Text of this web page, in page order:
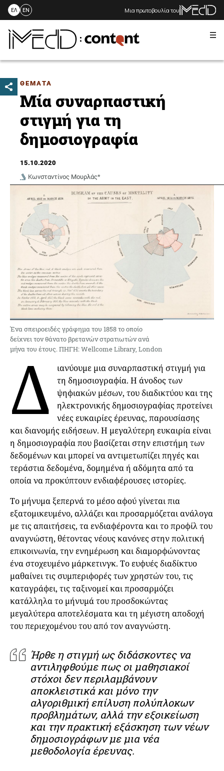
Skip
content
ΕΛ EN Μια πρωτοβουλία του
ΘΕΜΑΤΑ
Μία συναρπαστική
στιγμή για τη
δημοσιογραφία
15.10.2020
Κωνσταντίνος Μουρλάς*
Ένα σπειροειδές γράφημα του 1858 το οποίο
δείχνει τον θάνατο βρετανών στρατιωτών ανά
μήνα του έτους. ΠΗΓΗ: Wellcome Library, London
Δ
ιανύουμε μια συναρπαστική στιγμή για
τη δημοσιογραφία. Η άνοδος των
ψηφιακών μέσων, του διαδικτύου και της
ηλεκτρονικής δημοσιογραφίας προτείνει
νέες ευκαιρίες έρευνας, παρουσίασης
και διανομής ειδήσεων. Η μεγαλύτερη ευκαιρία είναι
η δημοσιογραφία που βασίζεται στην επιστήμη των
δεδομένων και μπορεί να αντιμετωπίζει πηγές και
τεράστια δεδομένα, δομημένα ή αδόμητα από τα
οποία να προκύπτουν ενδιαφέρουσες ιστορίες.
Το μήνυμα ξεπερνά το μέσο αφού γίνεται πια
εξατομικευμένο, αλλάζει και προσαρμόζεται ανάλογα
με τις απαιτήσεις, τα ενδιαφέροντα και το προφίλ του
αναγνώστη, θέτοντας νέους κανόνες στην πολιτική
επικοινωνία, την ενημέρωση και διαμορφώνοντας
ένα στοχευμένο μάρκετινγκ. Το ευφυές διαδίκτυο
μαθαίνει τις συμπεριφορές των χρηστών του, τις
καταγράφει, τις ταξινομεί και προσαρμόζει
κατάλληλα το μήνυμά του προσδοκώντας
μεγαλύτερα αποτελέσματα και τη μέγιστη αποδοχή
του περιεχομένου του από τον αναγνώστη.
Ήρθε η στιγμή ως διδάσκοντες να
αντιληφθούμε πως οι μαθησιακοί
στόχοι δεν περιλαμβάνουν
αποκλειστικά και μόνο την
αλγοριθμική επίλυση πολύπλοκων
προβλημάτων, αλλά την εξοικείωση
και την πρακτική εξάσκηση των νέων
δημοσιογράφων με μια νέα
μεθοδολογία έρευνας.